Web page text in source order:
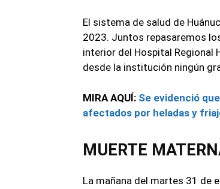
El sistema de salud de
2023. Juntos repasaremos
interior del Hospital Regional
desde la institución ningún
MIRA AQUÍ: Se evidenció
afectados por heladas y
MUERTE
La mañana del martes 31 de